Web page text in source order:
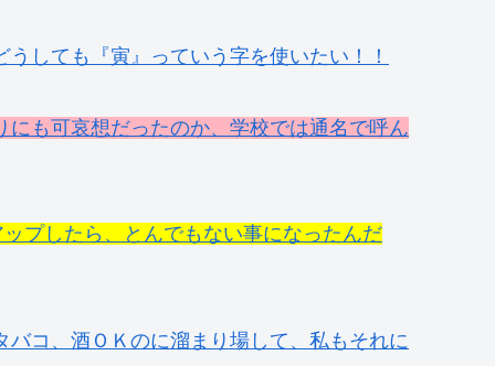
しても『寅』っていう字を使いたい！！
にも可哀想だったのか、学校では通名で呼ん
プしたら、とんでもない事になったんだ
バコ、酒ＯＫのに溜まり場して、私もそれに